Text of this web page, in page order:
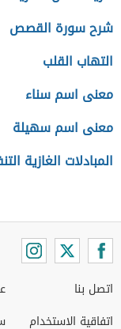
شرح سورة القصص
التهاب القلب
معنى اسم سناء
معنى اسم سهيلة
المبادلات الغازية
اتصل بنا
اتفاقية الاستخدام